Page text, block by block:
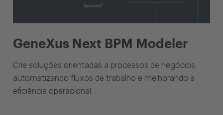
GeneXus Next BPM Modeler
Crie soluções orientadas a processos de negócios,
automatizando fluxos de trabalho e melhorando a
eficiência operacional.